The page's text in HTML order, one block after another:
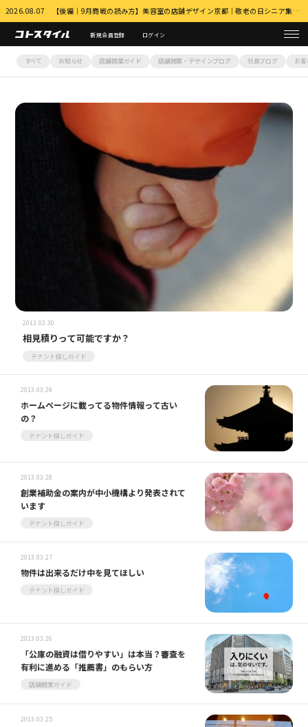
2026.08.07 【後編｜9月商戦の読み方】美容室の店舗デザイン京都｜敬老の日シニア集客とふるさと納税・MEO対策 詳細はこちら
新規会員登録 ログイン
すべて お知らせ 店舗開業ガイド 店舗開業・デザインブログ 社長ブログ お
2013.03.30
相見積りって可能ですか？
テナント探しガイド
2013.03.29
ホームページに載ってる物件情報って古い
の？
テナント探しガイド
2013.03.28
創業補助金の案内が中小機構より発表されて
います
テナント探しガイド
2013.03.27
物件は出来るだけ中を見てほしい
テナント探しガイド
2013.03.26
「公庫の融資は借りやすい」は本当？審査を
有利に進める「推薦書」のもらい方
店舗開業ガイド
2013.03.25